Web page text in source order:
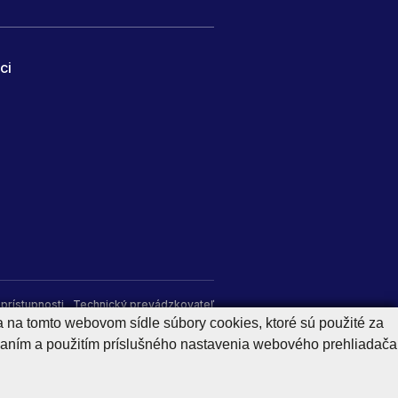
Technický prevádzkovateľ
GenerujeCMS BUXUS
tomto webovom sídle súbory cookies, ktoré sú použité za
a použitím príslušného nastavenia webového prehliadača